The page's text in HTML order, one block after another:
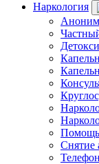
Наркология
Помощь
Снятие